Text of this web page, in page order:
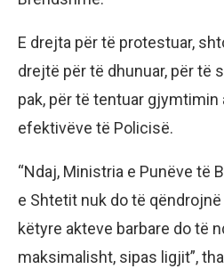
E drejta për të protestuar,
drejtë për të dhunuar, për të
pak, për të tentuar gjymtimin
efektivëve të Policisë.
“Ndaj, Ministria e Punëve të
e Shtetit nuk do të
këtyre akteve barbare do të
maksimalisht, sipas ligjit”,